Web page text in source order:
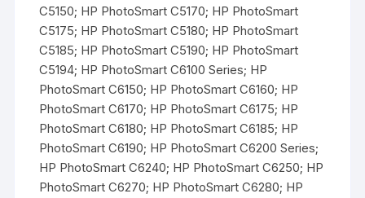
C5150; HP PhotoSmart C5170; HP PhotoSmart
C5175; HP PhotoSmart C5180; HP PhotoSmart
C5185; HP PhotoSmart C5190; HP PhotoSmart
C5194; HP PhotoSmart C6100 Series; HP
PhotoSmart C6150; HP PhotoSmart C6160; HP
PhotoSmart C6170; HP PhotoSmart C6175; HP
PhotoSmart C6180; HP PhotoSmart C6185; HP
PhotoSmart C6190; HP PhotoSmart C6200 Series;
HP PhotoSmart C6240; HP PhotoSmart C6250; HP
PhotoSmart C6270; HP PhotoSmart C6280; HP